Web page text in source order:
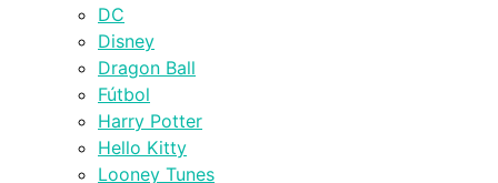
DC
Disney
Dragon Ball
Fútbol
Harry Potter
Hello Kitty
Looney Tunes